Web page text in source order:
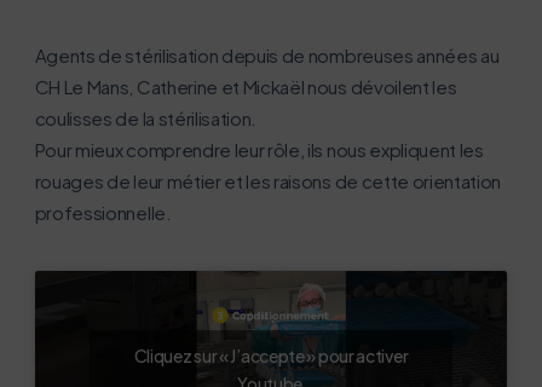
Agents de stérilisation depuis de nombreuses années au
CH Le Mans, Catherine et Mickaël nous dévoilent les
coulisses de la stérilisation.
Pour mieux comprendre leur rôle, ils nous expliquent les
rouages de leur métier et les raisons de cette orientation
professionnelle.
Cliquez sur « J’accepte » pour activer